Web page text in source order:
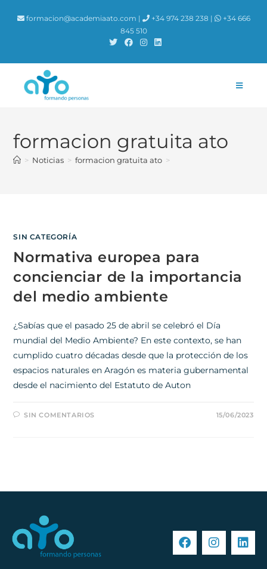
formacion@academiaato.com | +34 974 238 238 |
+34 666
845 510
formacion gratuita ato
> Noticias > formacion gratuita ato >
SIN CATEGORÍA
Normativa europea para
concienciar de la importancia
del medio ambiente
¿Sabías que el pasado 25 de abril se celebró el Día
mundial del Medio Ambiente? En este contexto, se han
cumplido cuatro décadas desde que la protección de los
espacios naturales en Aragón es materia gubernamental
desde el nacimiento del Estatuto de Auton
SIN COMENTARIOS 15/06/2023